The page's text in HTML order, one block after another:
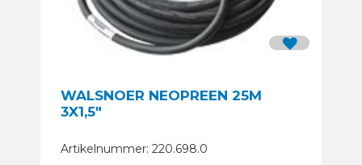
WALSNOER NEOPREEN 25M
3X1,5″
Artikelnummer: 220.698.0